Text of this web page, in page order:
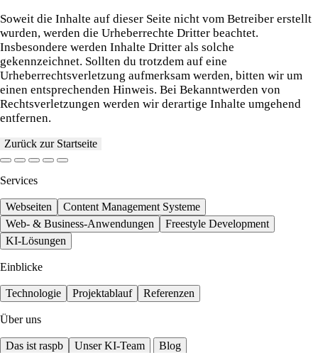
Soweit die Inhalte auf dieser Seite nicht vom Betreiber erstellt
wurden, werden die Urheberrechte Dritter beachtet.
Insbesondere werden Inhalte Dritter als solche
gekennzeichnet. Sollten du trotzdem auf eine
Urheberrechtsverletzung aufmerksam werden, bitten wir um
einen entsprechenden Hinweis. Bei Bekanntwerden von
Rechtsverletzungen werden wir derartige Inhalte umgehend
entfernen.
Zurück zur Startseite
Services
Webseiten
Content Management Systeme
Web- & Business-Anwendungen
Freestyle Development
KI-Lösungen
Einblicke
Technologie Projektablauf Referenzen
Über uns
Das ist raspb Unser KI-Team Blog